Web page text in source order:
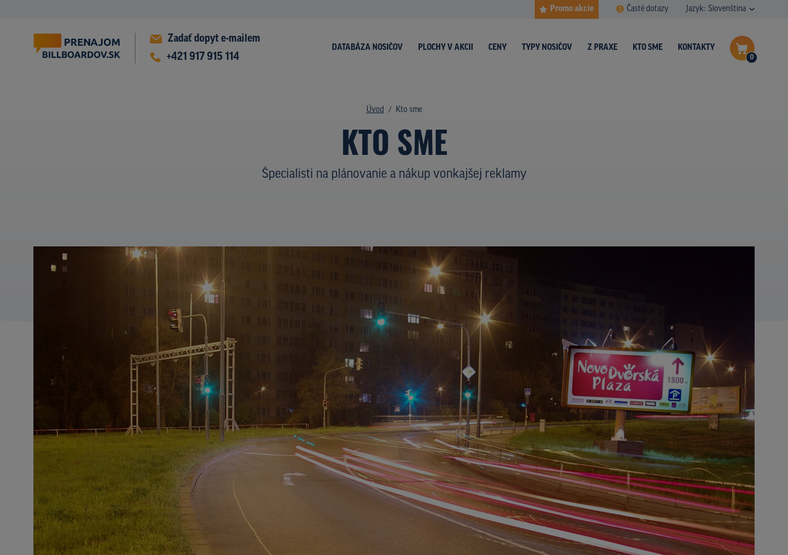
Promo akcie Časté dotazy Jazyk: Slovenština
Zadať dopyt e-mailem
+421 917 915 114
0
DATABÁZA NOSIČOV PLOCHY V AKCII CENY TYPY NOSIČOV Z PRAXE KTO SME KONTAKTY
Úvod Kto sme
KTO SME
Špecialisti na plánovanie a nákup vonkajšej reklamy